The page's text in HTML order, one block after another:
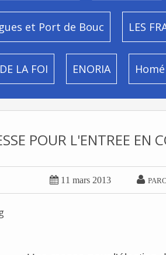
et Port de Bouc LES
LA FOI ENORIA
POUR L'ENTREE EN
 11 mars 2013 